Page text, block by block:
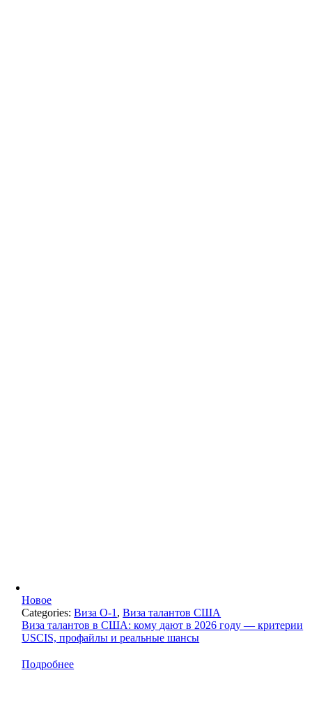
Новое
Categories:Виза O-1 ,Виза талантов США
Виза талантов в США: кому дают в 2026 году — критерии
USCIS, профайлы и реальные шансы
Подробнее